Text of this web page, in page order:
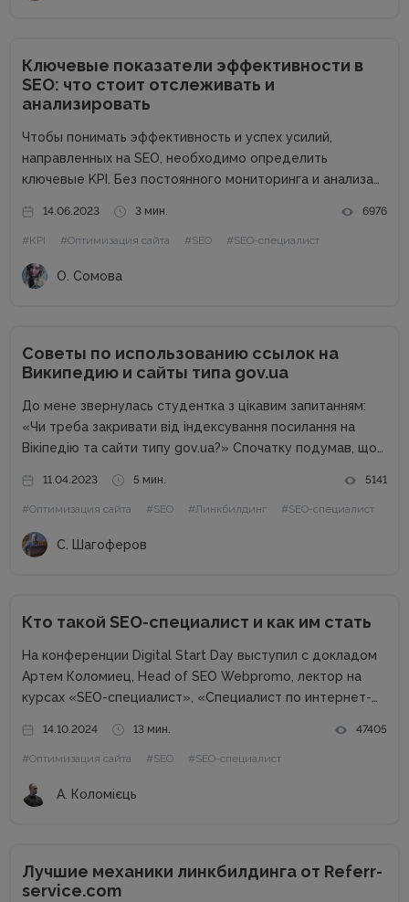
Ключевые показатели эффективности в
SEO: что стоит отслеживать и
анализировать
Чтобы понимать эффективность и успех усилий,
направленных на SEO, необходимо определить
ключевые KPI. Без постоянного мониторинга и анализа
оценить прогресс работы. KPI в SEO, которые
определяют заказчик и исполнитель услуг, позволяет
наладить рабочий процесс, отслеживать данные...
14.06.2023 3 мин. 6976
#KPI #Оптимизация сайта #SEO #SEO-специалист
О. Сомова
Советы по использованию ссылок на
Википедию и сайты типа gov.ua
До мене звернулась студентка з цікавим запитанням:
«Чи треба закривати від індексування посилання на
Вікіпедію та сайти типу gov.ua?» Спочатку подумав, що
що це тема окремої статті. Від редакції. Перевірені
поради та...
11.04.2023 5 мин. 5141
#Оптимизация сайта #SEO #Линкбилдинг #SEO-специалист
С. Шагоферов
Кто такой SEO-специалист и как им стать
На конференции Digital Start Day выступил с докладом
Артем Коломиец, Head of SEO Webpromo, лектор на
курсах «SEO-специалист», «Специалист по интернет-
специалист, что должен знать и уметь, насколько
актуальна профессия и как им стать. Что такое...
14.10.2024 13 мин. 47405
#Оптимизация сайта #SEO #SEO-специалист
А. Коломієць
Лучшие механики линкбилдинга от Referr-
service.com